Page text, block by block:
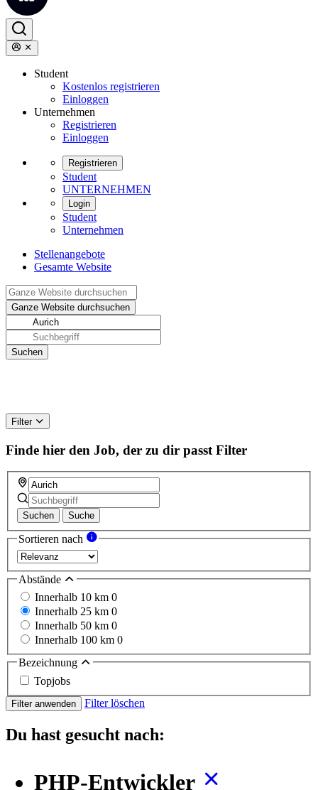
Student
Kostenlos registrieren
Einloggen
Unternehmen
Registrieren
Einloggen
Registrieren
Student
UNTERNEHMEN
Login
Student
Unternehmen
Stellenangebote
Gesamte Website
Filter
Finde hier den Job, der zu dir passt Filter
Suchen Suche
Sortieren nach
Abstände
Innerhalb 10 km 0
Innerhalb 25 km 0
Innerhalb 50 km 0
Innerhalb 100 km 0
Bezeichnung
Topjobs
Filter anwenden Filter löschen
Du hast gesucht nach:
PHP-Entwickler